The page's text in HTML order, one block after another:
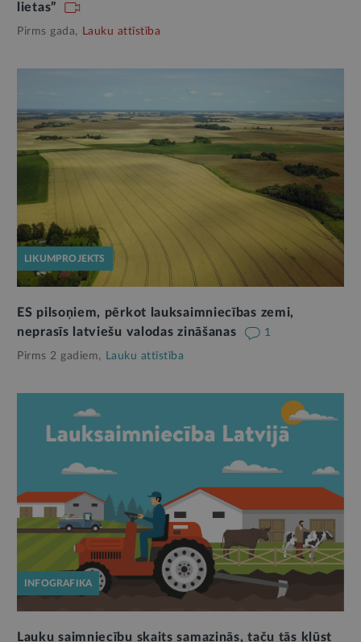
lietas”
Pirms gada, Lauku attīstība
LIKUMPROJEKTS
ES pilsoņiem, pērkot lauksaimniecības zemi,
neprasīs latviešu valodas zināšanas
1
Pirms 2 gadiem, Lauku attīstība
INFOGRAFIKA
Lauku saimniecību skaits samazinās, taču tās kļūst